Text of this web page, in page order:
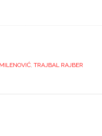
, TRAJBAL RAJBER